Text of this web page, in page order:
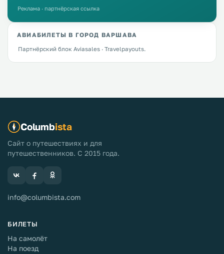
Реклама · партнёрская ссылка
АВИАБИЛЕТЫ В ГОРОД ВАРШАВА
Партнёрский блок Aviasales · Travelpayouts.
Columbista
Сайт о путешествиях и для
путешественников. С 2015 года.
info@columbista.com
БИЛЕТЫ
На самолёт
На поезд